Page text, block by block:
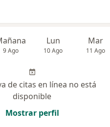
9 Ago
Lun
10 Ago
Mar
11 Ago
de citas en línea no está
disponible
Mostrar perfil